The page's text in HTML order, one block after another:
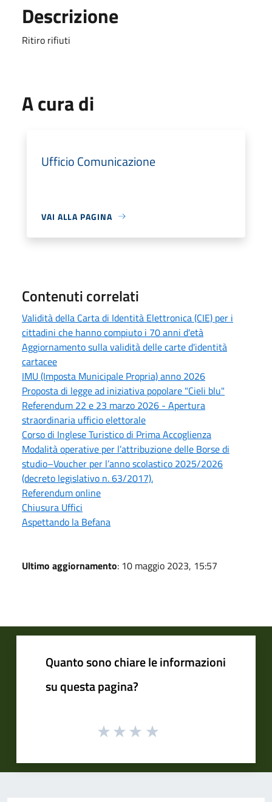
Descrizione
Ritiro rifiuti
A cura di
Ufficio Comunicazione
VAI ALLA PAGINA
Contenuti correlati
Validità della Carta di Identità Elettronica (CIE) per i
cittadini che hanno compiuto i 70 anni d'età
Aggiornamento sulla validità delle carte d'identità
cartacee
IMU (Imposta Municipale Propria) anno 2026
Proposta di legge ad iniziativa popolare "Cieli blu"
Referendum 22 e 23 marzo 2026 - Apertura
straordinaria ufficio elettorale
Corso di Inglese Turistico di Prima Accoglienza
Modalità operative per l’attribuzione delle Borse di
studio–Voucher per l’anno scolastico 2025/2026
(decreto legislativo n. 63/2017).
Referendum online
Chiusura Uffici
Aspettando la Befana
Ultimo aggiornamento: 10 maggio 2023, 15:57
Quanto sono chiare le informazioni
su questa pagina?